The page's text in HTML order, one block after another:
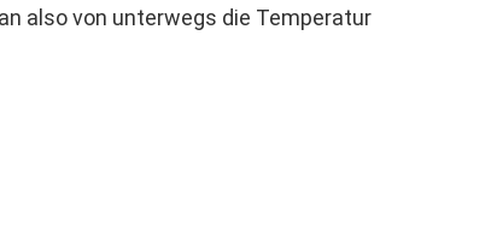
also von unterwegs die Temperatur